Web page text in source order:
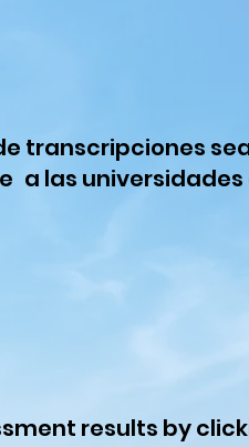
transcripciones
a las
results by